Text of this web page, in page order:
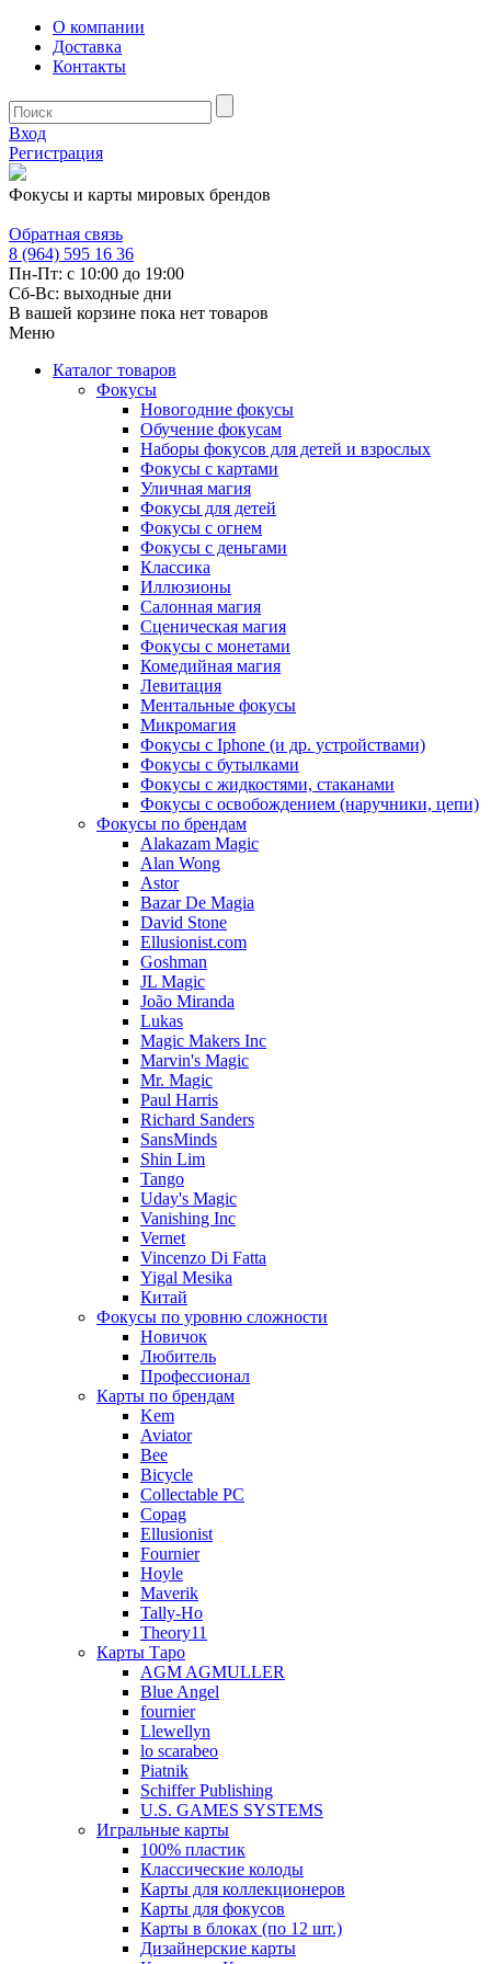
О компании
Доставка
Контакты
Вход
Регистрация
Фокусы и карты мировых брендов
Обратная связь
8 (964) 595 16 36
Пн-Пт: с 10:00 до 19:00
Сб-Вс: выходные дни
В вашей корзине пока нет товаров
Меню
Каталог товаров
Фокусы
Новогодние фокусы
Обучение фокусам
Наборы фокусов для детей и взрослых
Фокусы с картами
Уличная магия
Фокусы для детей
Фокусы с огнем
Фокусы с деньгами
Классика
Иллюзионы
Салонная магия
Сценическая магия
Фокусы с монетами
Комедийная магия
Левитация
Ментальные фокусы
Микромагия
Фокусы с Iphone (и др. устройствами)
Фокусы с бутылками
Фокусы с жидкостями, стаканами
Фокусы с освобождением (наручники, цепи)
Фокусы по брендам
Alakazam Magic
Alan Wong
Astor
Bazar De Magia
David Stone
Ellusionist.com
Goshman
JL Magic
João Miranda
Lukas
Magic Makers Inc
Marvin's Magic
Mr. Magic
Paul Harris
Richard Sanders
SansMinds
Shin Lim
Tango
Uday's Magic
Vanishing Inc
Vernet
Vincenzo Di Fatta
Yigal Mesika
Китай
Фокусы по уровню сложности
Новичок
Любитель
Профессионал
Карты по брендам
Kem
Aviator
Bee
Bicycle
Collectable PC
Copag
Ellusionist
Fournier
Hoyle
Maverik
Tally-Ho
Theory11
Карты Таро
AGM AGMULLER
Blue Angel
fournier
Llewellyn
lo scarabeo
Piatnik
Schiffer Publishing
U.S. GAMES SYSTEMS
Игральные карты
100% пластик
Классические колоды
Карты для коллекционеров
Карты для фокусов
Карты в блоках (по 12 шт.)
Дизайнерские карты